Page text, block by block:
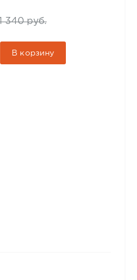
340 руб.
В корзину